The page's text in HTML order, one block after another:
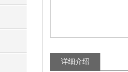
详细介绍